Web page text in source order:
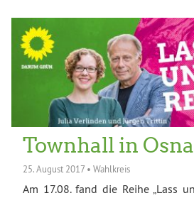
Townhall in
25. August 2017 • Wahlkreis
Am 17.08. fand die Reihe „Lass